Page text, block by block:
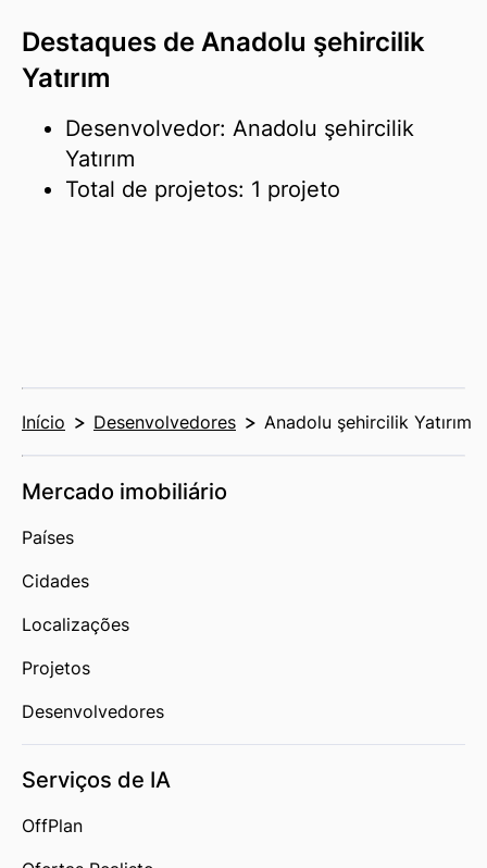
Destaques de Anadolu şehircilik
Yatırım
Desenvolvedor: Anadolu şehircilik
Yatırım
Total de projetos: 1 projeto
Início Desenvolvedores Anadolu şehircilik Yatırım
Mercado imobiliário
Países
Cidades
Localizações
Projetos
Desenvolvedores
Serviços de IA
OffPlan